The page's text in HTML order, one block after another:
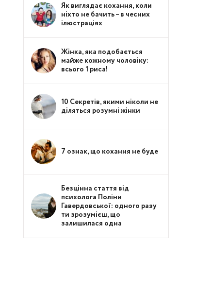
Як виглядає кохання, коли
ніхто не бачить – в чесних
ілюстраціях
Жінка, яка подобається
майже кожному чоловіку:
всього 1 риса!
10 Секретів, якими ніколи не
діляться розумні жінки
7 ознак, що кохання не буде
Безцінна стаття від
психолога Поліни
Гавердовської: одного разу
ти зрозумієш, що
залишилася одна